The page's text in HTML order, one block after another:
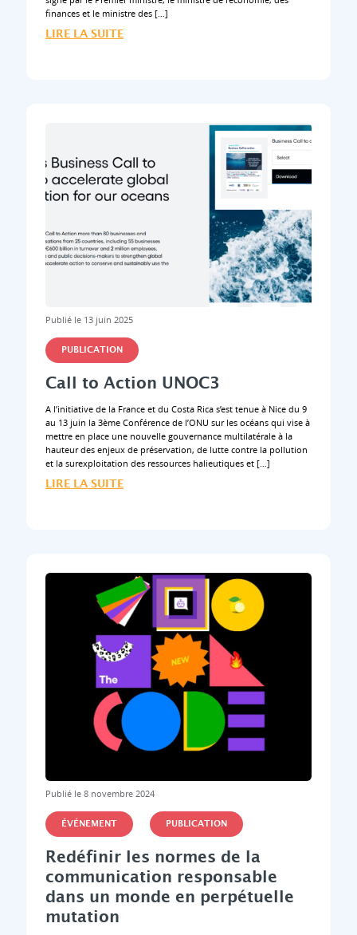
finances et le ministre des […]
LIRE LA SUITE
Publié le 13 juin 2025
PUBLICATION
Call to Action UNOC3
A l’initiative de la France et du Costa Rica s’est tenue à Nice du 9
au 13 juin la 3ème Conférence de l’ONU sur les océans qui vise à
mettre en place une nouvelle gouvernance multilatérale à la
hauteur des enjeux de préservation, de lutte contre la pollution
et la surexploitation des ressources halieutiques et […]
LIRE LA SUITE
Publié le 8 novembre 2024
ÉVÉNEMENT PUBLICATION
Redéfinir les normes de la
communication responsable
dans un monde en perpétuelle
mutation